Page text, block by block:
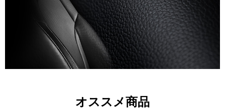
オススメ商品